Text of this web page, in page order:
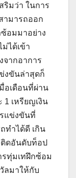
ริมว่า ในการ
ามารถออก
อมมาอย่าง
ได้เข้า
จากอาการ
งขันล่าสุดก็
อเดือนที่ผ่าน
1 เหรียญเงิน
แข่งขันที่
ทำได้ดี เกิน
ติดอันดับท็อป
ทุ่มเทฝึกซ้อม
ลมาให้กับ